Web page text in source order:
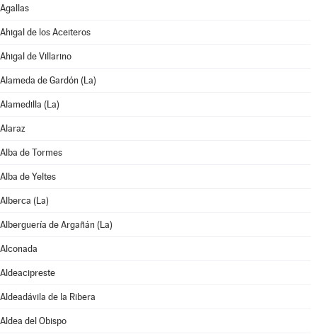
Agallas
Ahigal de los Aceiteros
Ahigal de Villarino
Alameda de Gardón (La)
Alamedilla (La)
Alaraz
Alba de Tormes
Alba de Yeltes
Alberca (La)
Alberguería de Argañán (La)
Alconada
Aldeacipreste
Aldeadávila de la Ribera
Aldea del Obispo